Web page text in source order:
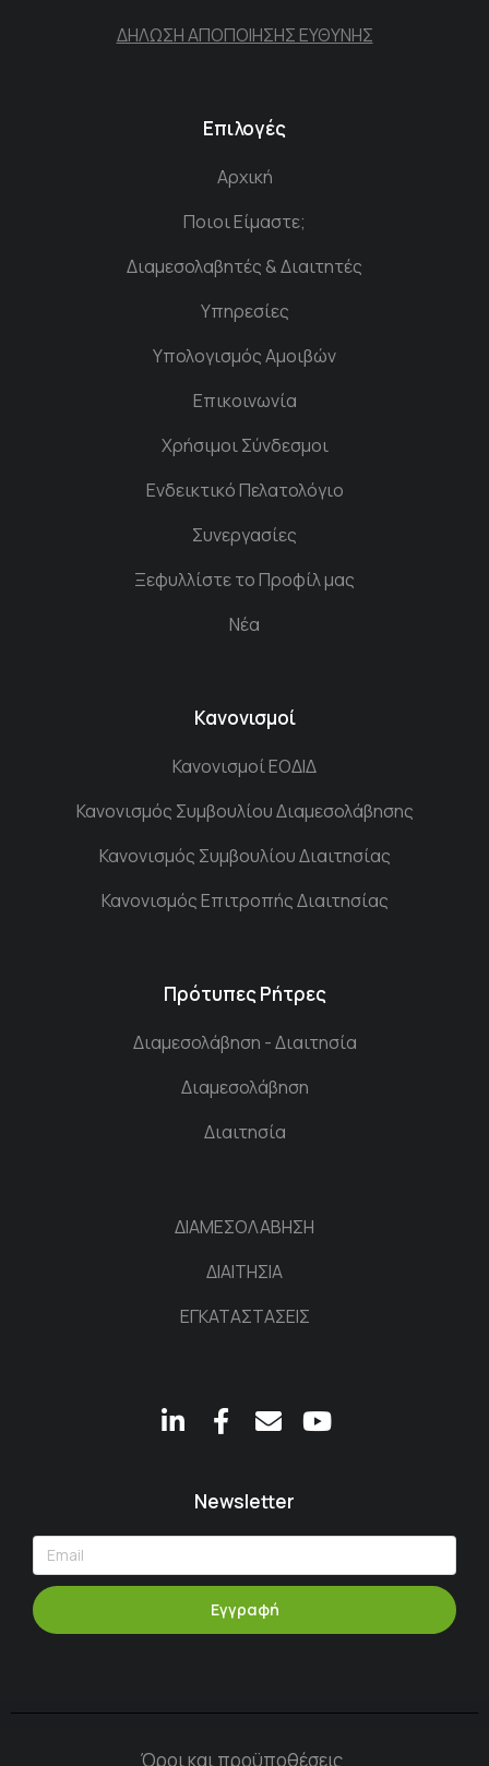
ΔΗΛΩΣΗ ΑΠΟΠΟΙΗΣΗΣ ΕΥΘΥΝΗΣ
Επιλογές
Αρχική
Ποιοι Είμαστε;
Διαμεσολαβητές & Διαιτητές
Υπηρεσίες
Υπολογισμός Αμοιβών
Επικοινωνία
Χρήσιμοι Σύνδεσμοι
Ενδεικτικό Πελατολόγιο
Συνεργασίες
Ξεφυλλίστε το Προφίλ μας
Νέα
Κανονισμοί
Κανονισμοί ΕΟΔΙΔ
Κανονισμός Συμβουλίου Διαμεσολάβησης
Κανονισμός Συμβουλίου Διαιτησίας
Κανονισμός Επιτροπής Διαιτησίας
Πρότυπες Ρήτρες
Διαμεσολάβηση - Διαιτησία
Διαμεσολάβηση
Διαιτησία
ΔΙΑΜΕΣΟΛΑΒΗΣΗ
ΔΙΑΙΤΗΣΙΑ
ΕΓΚΑΤΑΣΤΑΣΕΙΣ
Newsletter
Εγγραφή
Όροι και προϋποθέσεις